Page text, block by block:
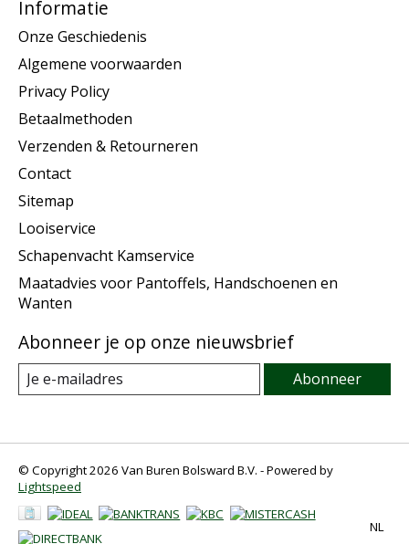
Informatie
Onze Geschiedenis
Algemene voorwaarden
Privacy Policy
Betaalmethoden
Verzenden & Retourneren
Contact
Sitemap
Looiservice
Schapenvacht Kamservice
Maatadvies voor Pantoffels, Handschoenen en
Wanten
Abonneer je op onze nieuwsbrief
Abonneer
© Copyright 2026 Van Buren Bolsward B.V. - Powered by
Lightspeed
NL